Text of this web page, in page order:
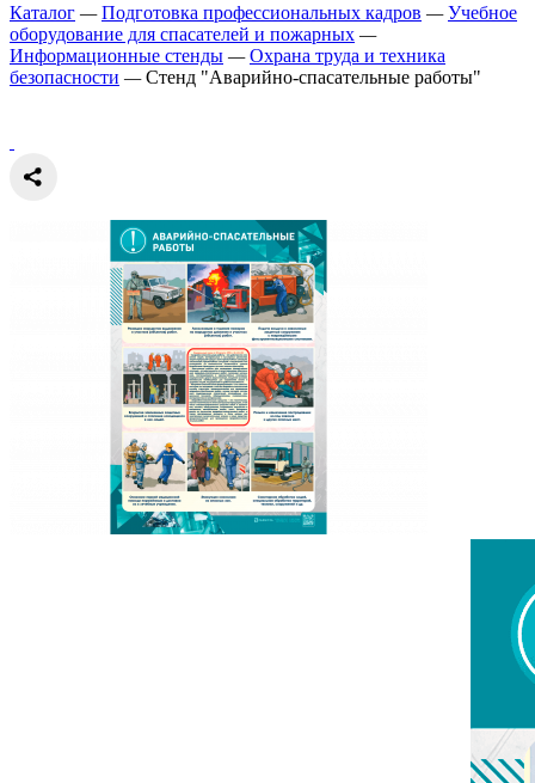
Каталог —Подготовка профессиональных кадров —Учебное
оборудование для спасателей и пожарных —
Информационные стенды —Охрана труда и техника
безопасности —Стенд "Аварийно-спасательные работы"